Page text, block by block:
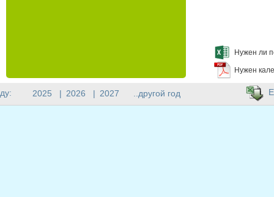
Нужен ли
Нужен
2025 | 2026 | 2027 ..другой год